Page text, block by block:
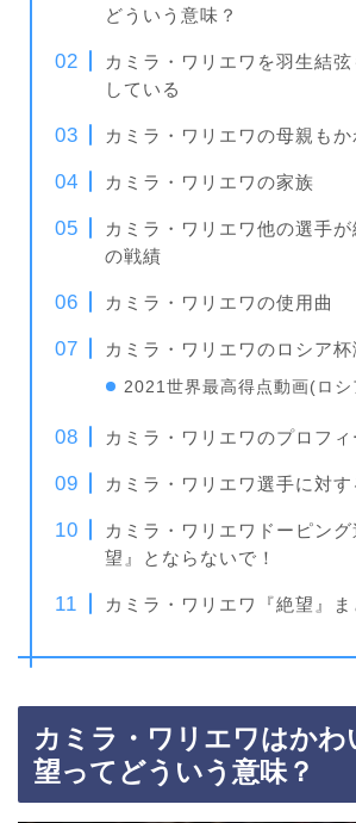
どういう意味？
カミラ・ワリエワを羽生結弦
している
カミラ・ワリエワの母親もか
カミラ・ワリエワの家族
カミラ・ワリエワ他の選手
の戦績
カミラ・ワリエワの使用曲
カミラ・ワリエワのロシア
2021世界最高得点動画(ロシ
カミラ・ワリエワのプロフィ
カミラ・ワリエワ選手に対
カミラ・ワリエワドーピング
望』とならないで！
カミラ・ワリエワ『絶望』ま
カミラ・ワリエワはかわ
望ってどういう意味？